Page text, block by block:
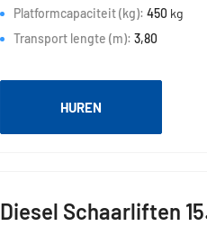
Platformcapaciteit (kg): 450 kg
Transport lengte (m): 3,80
HUREN
Diesel Schaarliften